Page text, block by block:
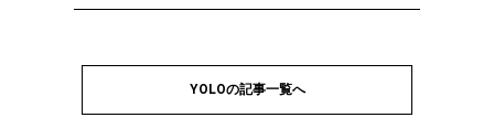
YOLOの記事一覧へ